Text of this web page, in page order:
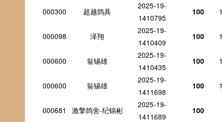
000300 超越鸽具
2025-19-
1410795
100
000098 泽翔
2025-19-
1410409
100
000600 翁锡雄
2025-19-
1410435
100
000600 翁锡雄
2025-19-
1411698
100
000681 激擎鸽舍-纪锦彬
2025-19-
1411689
100